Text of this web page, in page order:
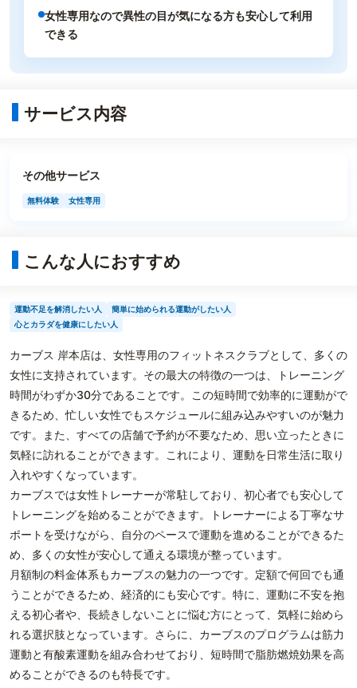
女性専用なので異性の目が気になる方も安心して利用
できる
サービス内容
その他サービス
無料体験 女性専用
こんな人におすすめ
運動不足を解消したい人
簡単に始められる運動がしたい人
心とカラダを健康にしたい人
カーブス 岸本店は、女性専用のフィットネスクラブとして、多くの
女性に支持されています。その最大の特徴の一つは、トレーニング
時間がわずか30分であることです。この短時間で効率的に運動がで
きるため、忙しい女性でもスケジュールに組み込みやすいのが魅力
です。また、すべての店舗で予約が不要なため、思い立ったときに
気軽に訪れることができます。これにより、運動を日常生活に取り
入れやすくなっています。
カーブスでは女性トレーナーが常駐しており、初心者でも安心して
トレーニングを始めることができます。トレーナーによる丁寧なサ
ポートを受けながら、自分のペースで運動を進めることができるた
め、多くの女性が安心して通える環境が整っています。
月額制の料金体系もカーブスの魅力の一つです。定額で何回でも通
うことができるため、経済的にも安心です。特に、運動に不安を抱
える初心者や、長続きしないことに悩む方にとって、気軽に始めら
れる選択肢となっています。さらに、カーブスのプログラムは筋力
運動と有酸素運動を組み合わせており、短時間で脂肪燃焼効果を高
めることができるのも特長です。